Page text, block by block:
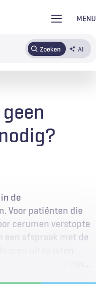
MENU
Zoeken AI
Inloggen
de
Voor patiënten die
cerumen verstopte
een afspraak met de
oren uit te laten
veel tijd en zij zijn…